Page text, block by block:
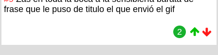
frase que le puso de titulo el que envió el gif
2